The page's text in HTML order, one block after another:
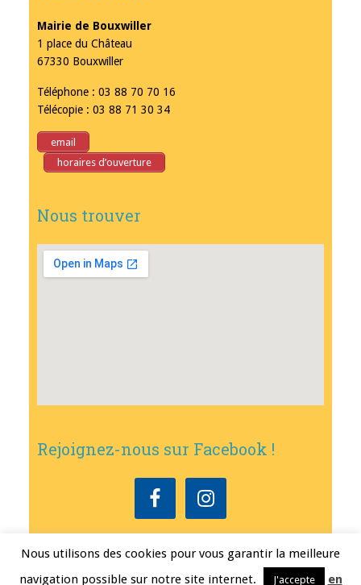
Mairie de Bouxwiller
1 place du Château
67330 Bouxwiller
Téléphone : 03 88 70 70 16
Télécopie : 03 88 71 30 34
email
horaires d’ouverture
Nous trouver
Rejoignez-nous sur Facebook !
Mairie de Bouxwiller • Conception
Mentions légales
Nous utilisons des cookies pour vous garantir la meilleure
navigation possible sur notre site internet.
J'accepte en